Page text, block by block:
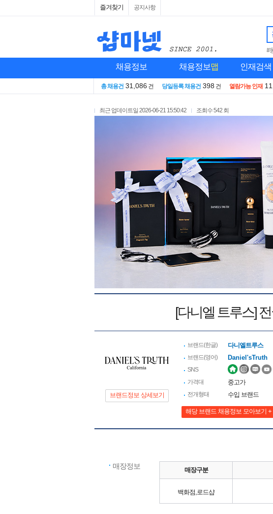
즐겨찾기 공지사항
#
채용정보 채용정보맵 인재검색
총 채용건 31,086 건 당일등록 채용건 398 건 열람가능 인재
최근 업데이트일 2026-06-21 15:50:42 조회수542 회
[다니엘 트루스]
브랜드정보 상세보기
브랜드(한글) 다니엘트루스
브랜드(영어) Daniel'sTruth
SNS
가격대
중고가
전개형태 수입 브랜드
해당 브랜드 채용정보 모아보기 +
매장정보 매장구분
백화점,로드샵